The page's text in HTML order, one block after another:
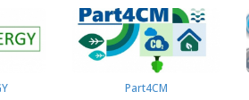
Part4СМ